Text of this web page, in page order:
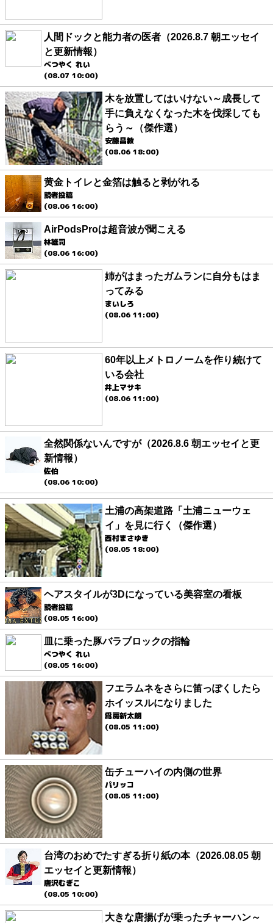
人間ドックと能力者の医者（2026.8.7 朝エッセイ
と更新情報）
べつやく れい
(08.07 10:00)
木を放置してはいけない～成長して
手に負えなくなった木を伐採しても
らう～（傑作選）
安藤昌教
(08.06 18:00)
黄金トイレと金箔は触ると剥がれる
読者投稿
(08.06 16:00)
AirPodsProは超音波が聞こえる
林雄司
(08.06 16:00)
姉がはまったガムランに自分もはま
ってみる
まいしろ
(08.06 11:00)
60年以上メトロノームを作り続けて
いる会社
井上マサキ
(08.06 11:00)
全然関係ないんですが（2026.8.6 朝エッセイと更
新情報）
佐伯
(08.06 10:00)
土浦の高架道路「土浦ニューウェ
イ」を見に行く（傑作選）
西村まさゆき
(08.05 18:00)
ヘアスタイルが3Dになっている美容室の看板
読者投稿
(08.05 16:00)
皿に乗った豚バラブロックの指輪
べつやく れい
(08.05 16:00)
フエラムネをさらに笛っぽくしたら
ホイッスルになりました
爲房新太朗
(08.05 11:00)
缶チューハイの内側の世界
パリッコ
(08.05 11:00)
台湾のおめでたすぎる折り紙の本（2026.08.05 朝
エッセイと更新情報）
唐沢むぎこ
(08.05 10:00)
大きな唐揚げが乗ったチャーハン～